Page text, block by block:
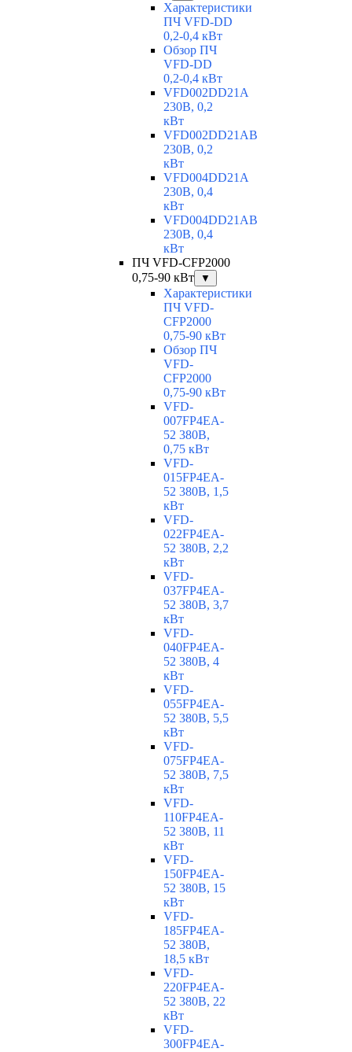
Характеристики
ПЧ VFD-DD
0,2-0,4 кВт
Обзор ПЧ
VFD-DD
0,2-0,4 кВт
VFD002DD21A
230В, 0,2
кВт
VFD002DD21AB
230В, 0,2
кВт
VFD004DD21A
230В, 0,4
кВт
VFD004DD21AB
230В, 0,4
кВт
ПЧ VFD-CFP2000
0,75-90 кВт
▼
Характеристики
ПЧ VFD-
CFP2000
0,75-90 кВт
Обзор ПЧ
VFD-
CFP2000
0,75-90 кВт
VFD-
007FP4EA-
52 380В,
0,75 кВт
VFD-
015FP4EA-
52 380В, 1,5
кВт
VFD-
022FP4EA-
52 380В, 2,2
кВт
VFD-
037FP4EA-
52 380В, 3,7
кВт
VFD-
040FP4EA-
52 380В, 4
кВт
VFD-
055FP4EA-
52 380В, 5,5
кВт
VFD-
075FP4EA-
52 380В, 7,5
кВт
VFD-
110FP4EA-
52 380В, 11
кВт
VFD-
150FP4EA-
52 380В, 15
кВт
VFD-
185FP4EA-
52 380В,
18,5 кВт
VFD-
220FP4EA-
52 380В, 22
кВт
VFD-
300FP4EA-